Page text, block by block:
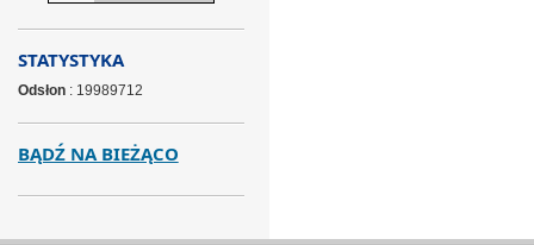
STATYSTYKA
Odsłon: 19989712
BĄDŹ NA BIEŻĄCO